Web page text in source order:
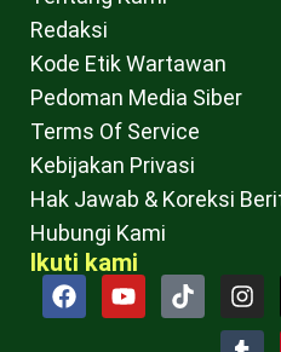
Redaksi
Kode Etik Wartawan
Pedoman Media Siber
Terms Of Service
Kebijakan Privasi
Hak Jawab & Koreksi
Hubungi Kami
Ikuti kami